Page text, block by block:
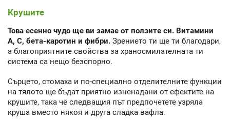
Крушите
Това есенно чудо ще ви замае от ползите си. Витамини
А, С, бета-каротин и фибри. Зрението ти ще ти благодари,
а благоприятните свойства за храносмилателната ти
система са нещо безспорно.
Сърцето, стомаха и по-специално отделителните функции
на тялото ще бъдат приятно изненадани от ефектите на
крушите, така че следващия път предпочетете узряла
круша вместо някоя и друга сладка вафла.